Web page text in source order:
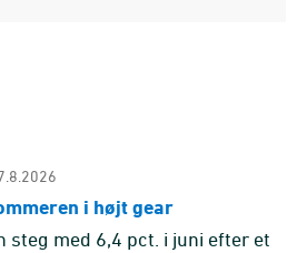
i højt gear
med 6,4 pct. i juni efter et